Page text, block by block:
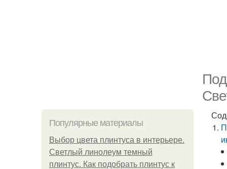
Популярные материалы
Выбор цвета плинтуса в интерьере.
Светлый линолеум темный
плинтус. Как подобрать плинтус к